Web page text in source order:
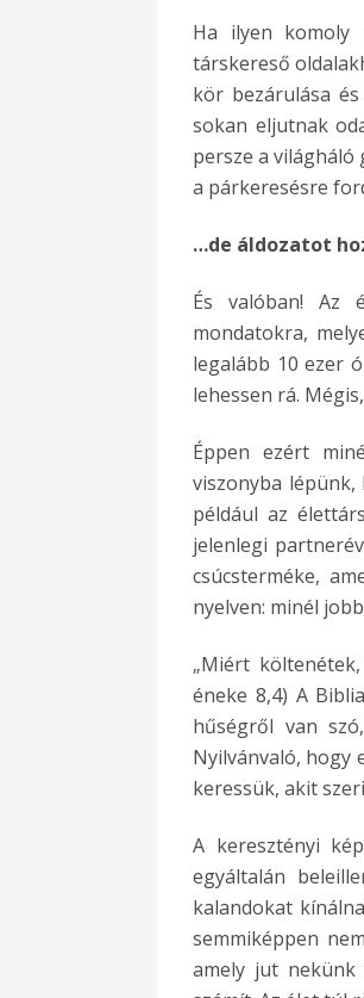
Ha ilyen komoly
társkereső
kör bezárulása
sokan eljutnak
persze a világháló
a párkeresésre
…de áldozatot
És valóban! Az
mondatokra,
legalább 10 ezer
lehessen rá.
Éppen ezért
viszonyba lépünk,
például az
jelenlegi
csúcsterméke,
nyelven: minél
„Miért
éneke 8,4) A
hűségről van
Nyilvánvaló, hogy
keressük, akit
A keresztényi
egyáltalán
kalandokat
semmiképpen
amely jut